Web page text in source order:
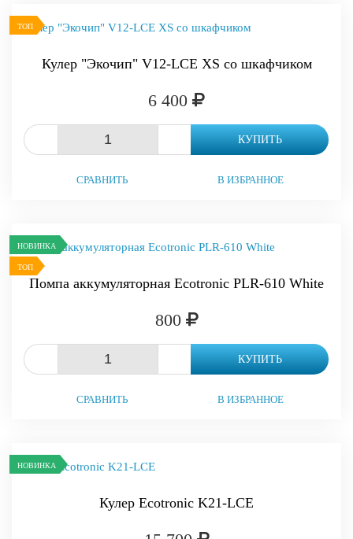
ТОП
Кулер "Экочип" V12-LCE XS со шкафчиком
6 400
КУПИТЬ
СРАВНИТЬ В ИЗБРАННОЕ
НОВИНКА
ТОП
Помпа аккумуляторная Ecotronic PLR-610 White
800
КУПИТЬ
СРАВНИТЬ В ИЗБРАННОЕ
НОВИНКА
Кулер Ecotronic K21-LCE